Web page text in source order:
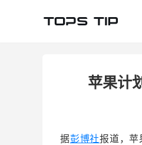
苹果计
据彭博社报道，苹